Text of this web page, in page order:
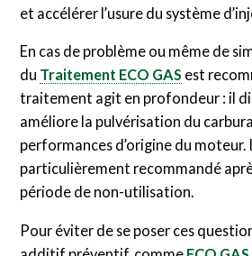
et accélérer l’usure du système
En cas de problème ou même de
du Traitement ECO GAS est
traitement agit en profondeur : il
améliore la pulvérisation du
performances d’origine du moteur.
particulièrement recommandé
période de non-utilisation.
Pour éviter de se poser ces